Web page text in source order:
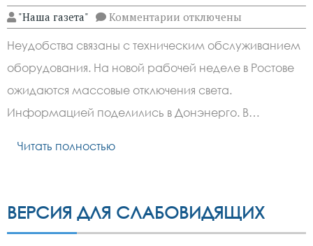
"Наша газета" Комментарии к
записи
новой
рабочей
неделе
в
Ростове
ожидаются
массовые
отключены
Неудобства связаны с техническим обслуживанием
оборудования. На новой рабочей неделе в Ростове
ожидаются массовые отключения света.
Информацией поделились в Донэнерго. В…
Читать полностью
ВЕРСИЯ ДЛЯ СЛАБОВИДЯЩИХ